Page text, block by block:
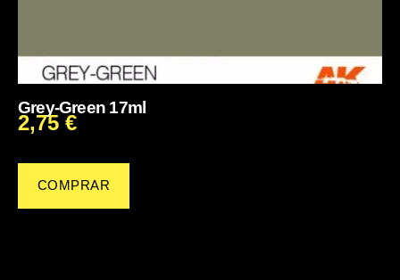
Grey-Green 17ml
2,75 €
COMPRAR